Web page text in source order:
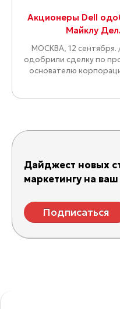
Акционеры Dell
Майклу
МОСКВА, 12
одобрили сделку по
основателю
Дайджест новых
маркетингу на
Подписаться